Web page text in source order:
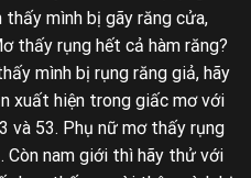
thấy mình bị gãy răng cửa,
thấy rụng hết cả hàm răng?
mình bị rụng răng giả, hãy
xuất hiện trong giấc mơ với
và 53. Phụ nữ mơ thấy rụng
Còn nam giới thì hãy thử với